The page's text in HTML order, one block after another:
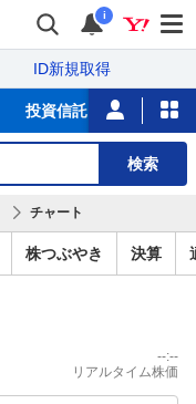
i
ID新規取得
投資信託 ニュース
検索
チャート
株つぶやき 決算
--:--
リアルタイム株価